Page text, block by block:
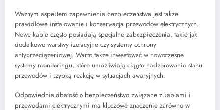
Ważnym aspektem zapewnienia bezpieczeństwa jest także
prawidłowe instalowanie i konserwacja przewodów elektrycznych.
Nowe kable często posiadają specjalne zabezpieczenia, takie jak
dodatkowe warstwy izolacyjne czy systemy ochrony
antyprzeciążeniowej. Warto także inwestować w nowoczesne
systemy monitoringu, które umożliwiają ciągłe nadzorowanie stanu
przewodów i szybką reakcję w sytuacjach awaryjnych.
Odpowiednia dbałość o bezpieczeństwo związane z kablami i
przewodami elektrycznymi ma kluczowe znaczenie zarówno w